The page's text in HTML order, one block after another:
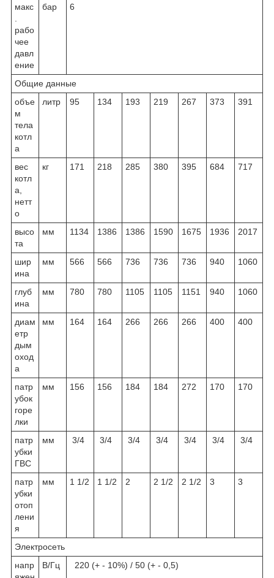
макс
рабо
чее
давл
ение
бар 6
Общие данные
объе
м
тела
котл
а
литр 95 134 193 219 267 373 391
вес
котл
а,
нетт
о
кг 171 218 285 380 395 684 717
высо
та
мм 1134 1386 1386 1590 1675 1936 2017
шир
ина
мм 566 566 736 736 736 940 1060
глуб
ина
мм 780 780 1105 1105 1151 940 1060
диам
етр
дым
оход
а
мм 164 164 266 266 266 400 400
патр
убок
горе
лки
мм 156 156 184 184 272 170 170
патр
убки
ГВС
мм 3/4 3/4 3/4 3/4 3/4 3/4 3/4
патр
убки
отоп
лени
я
мм 1 1/2 1 1/2 2 2 1/2 2 1/2 3 3
Электросеть
напр
В/Гц 220 (+ - 10%) / 50 (+ - 0,5)